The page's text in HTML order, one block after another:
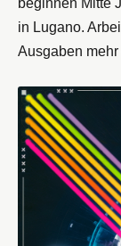
in Lugano.
Ausgaben mehr